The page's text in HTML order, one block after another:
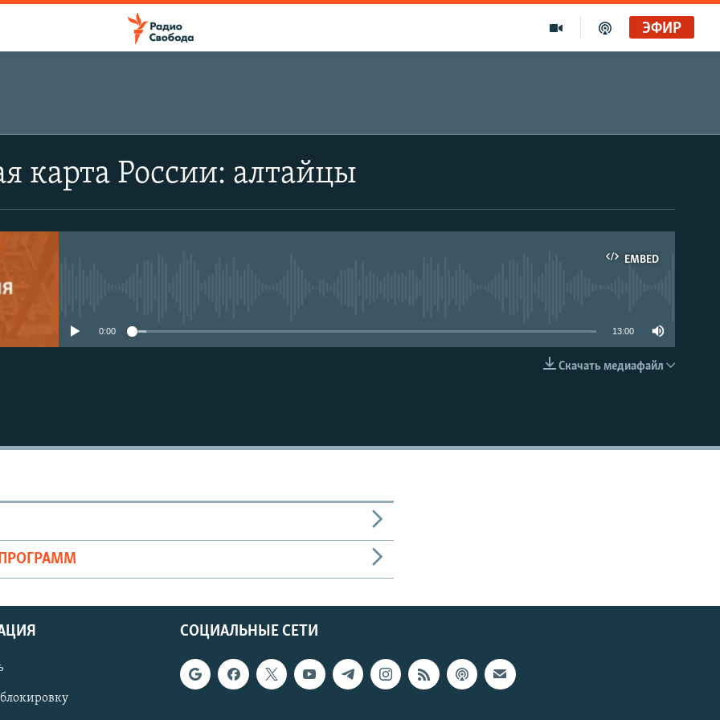
ЭФИР
карта России: алтайцы
EMBED
EMBED
0:00 13:00
Скачать медиафайл
СОЦИАЛЬНЫЕ СЕТИ